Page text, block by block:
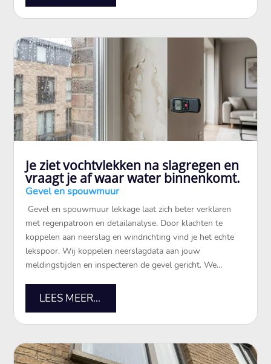
Je ziet vochtvlekken na slagregen en
vraagt je af waar water binnenkomt.
Gevel en spouwmuur
​ Gevel en spouwmuur lekkage laat zich beter verklaren
met regenpatroon en detailanalyse.​ Door klachten te
koppelen aan neerslag en windrichting vind je het echte
lekspoor.​ Wij koppelen neerslagdata aan jouw
meldingstijden en inspecteren de gevel gericht.​ We...
LEES MEER...